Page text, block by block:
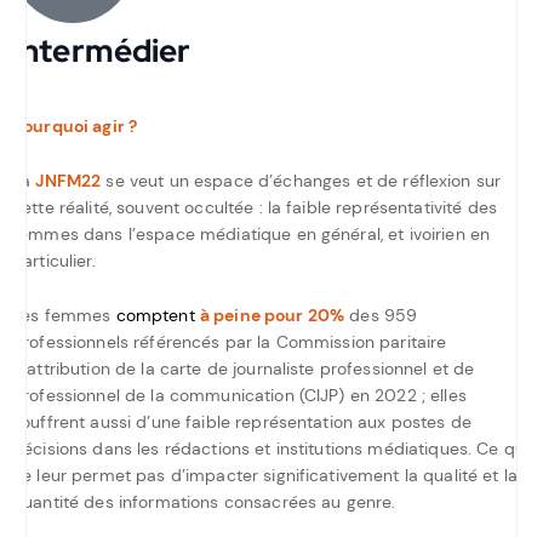
Intermédier
Pourquoi agir ?
LaJNFM22 se veut un espace d’échanges et de réflexion sur
cette réalité, souvent occultée : la faible représentativité des
femmes dans l’espace médiatique en général, et ivoirien en
particulier.
Les femmes comptent à peine pour 20% des 959
professionnels référencés par la Commission paritaire
d’attribution de la carte de journaliste professionnel et de
professionnel de la communication (CIJP) en 2022 ; elles
souffrent aussi d’une faible représentation aux postes de
décisions dans les rédactions et institutions médiatiques. Ce qui
ne leur permet pas d’impacter significativement la qualité et la
quantité des informations consacrées au genre.